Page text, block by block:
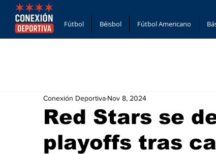
Fútbol Béisbol Fútbol Americano
Red Stars se
playoffs tras
Conexión Deportiva Nov 8, 2024